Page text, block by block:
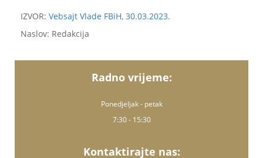
IZVOR: Vebsajt Vlade FBiH, 30.03.2023.
Naslov: Redakcija
Radno vrijeme:
Ponedjeljak - petak
7:30 - 15:30
Kontaktirajte nas: